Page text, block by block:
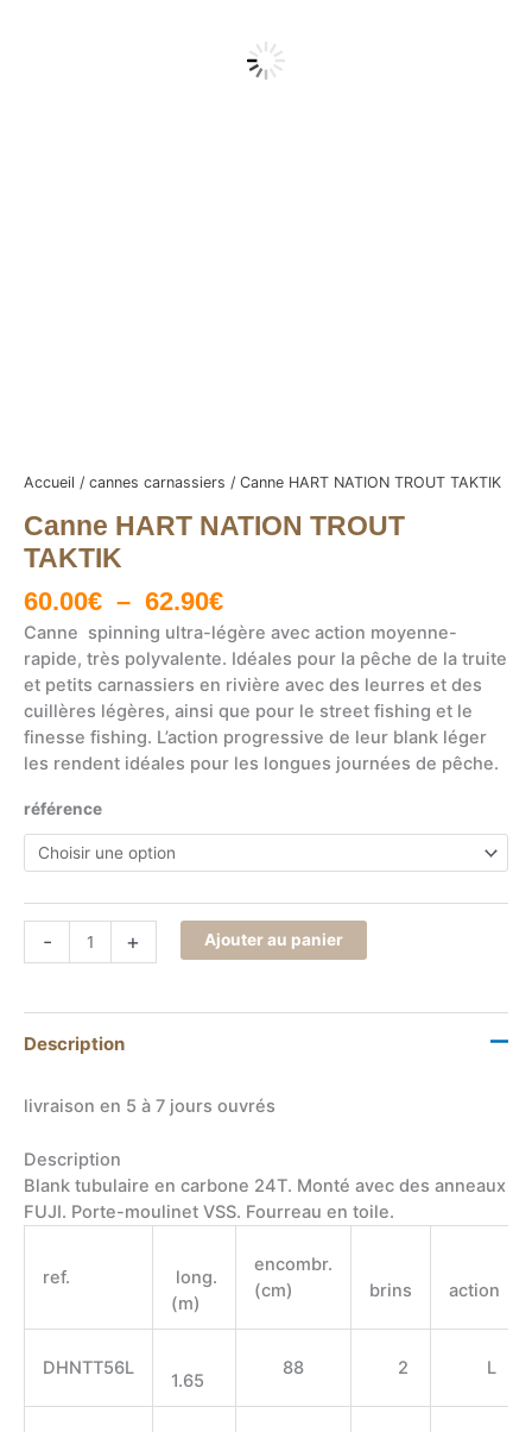
Accueil / cannes carnassiers / Canne HART NATION TROUT TAKTIK
Canne HART NATION TROUT
TAKTIK
60.00€ – 62.90€Plage
de
prix :
60.00€
à
62.90€
Canne spinning ultra-légère avec action moyenne-
rapide, très polyvalente. Idéales pour la pêche de la truite
et petits carnassiers en rivière avec des leurres et des
cuillères légères, ainsi que pour le street fishing et le
finesse fishing. L’action progressive de leur blank léger
les rendent idéales pour les longues journées de pêche.
référence
-
de
HART
NATION
+ Ajouter au panier
Description
livraison en 5 à 7 jours ouvrés
Description
Blank tubulaire en carbone 24T. Monté avec des anneaux
FUJI. Porte-moulinet VSS. Fourreau en toile.
ref.
long.
(m)
encombr.
(cm)
brins action
DHNTT56L
1.65
88 2 L